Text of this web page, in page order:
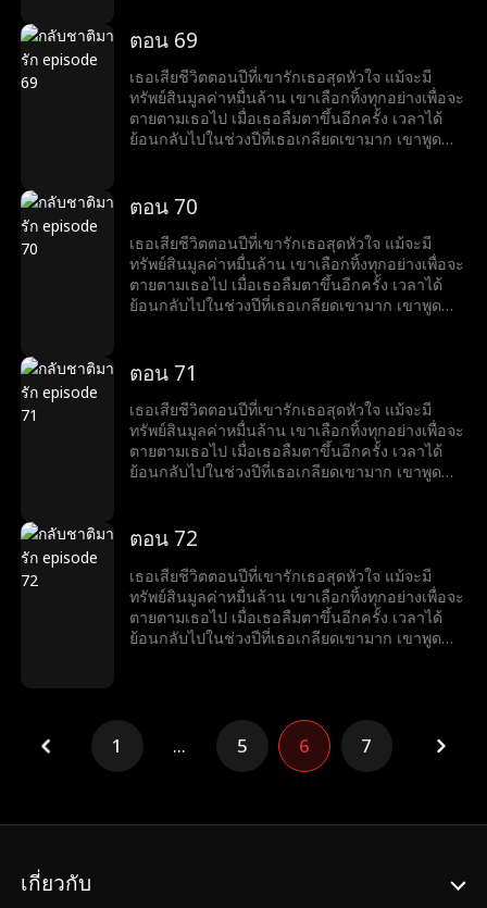
ตอน 69
เธอเสียชีวิตตอนปีที่เขารักเธอสุดหัวใจ แม้จะมี
ทรัพย์สินมูลค่าหมื่นล้าน เขาเลือกทิ้งทุกอย่างเพื่อจะ
ตายตามเธอไป เมื่อเธอลืมตาขึ้นอีกครั้ง เวลาได้
ย้อนกลับไปในช่วงปีที่เธอเกลียดเขามาก เขาพูด
ตอน 70
เธอเสียชีวิตตอนปีที่เขารักเธอสุดหัวใจ แม้จะมี
ทรัพย์สินมูลค่าหมื่นล้าน เขาเลือกทิ้งทุกอย่างเพื่อจะ
ตายตามเธอไป เมื่อเธอลืมตาขึ้นอีกครั้ง เวลาได้
ย้อนกลับไปในช่วงปีที่เธอเกลียดเขามาก เขาพูด
ตอน 71
เธอเสียชีวิตตอนปีที่เขารักเธอสุดหัวใจ แม้จะมี
ทรัพย์สินมูลค่าหมื่นล้าน เขาเลือกทิ้งทุกอย่างเพื่อจะ
ตายตามเธอไป เมื่อเธอลืมตาขึ้นอีกครั้ง เวลาได้
ย้อนกลับไปในช่วงปีที่เธอเกลียดเขามาก เขาพูด
ตอน 72
เธอเสียชีวิตตอนปีที่เขารักเธอสุดหัวใจ แม้จะมี
ทรัพย์สินมูลค่าหมื่นล้าน เขาเลือกทิ้งทุกอย่างเพื่อจะ
ตายตามเธอไป เมื่อเธอลืมตาขึ้นอีกครั้ง เวลาได้
ย้อนกลับไปในช่วงปีที่เธอเกลียดเขามาก เขาพูด
1 ... 5 6 7
เกี่ยวกับ